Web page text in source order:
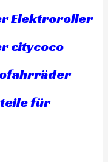
Elektroroller
citycoco
für